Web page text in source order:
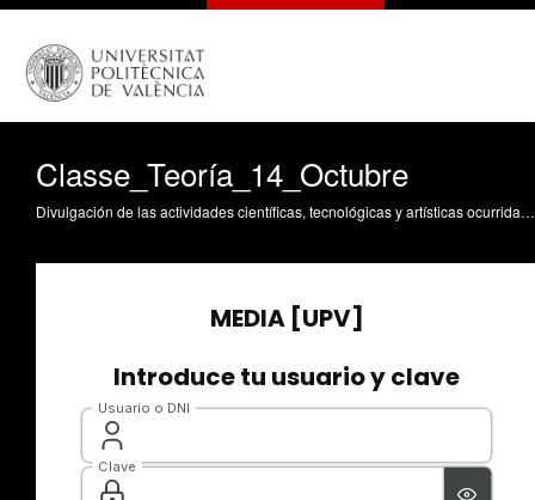
Classe_Teoría_14_Octubre
Divulgación de las actividades científicas, tecnológicas y artísticas ocurridas en los tres campus de la UPV